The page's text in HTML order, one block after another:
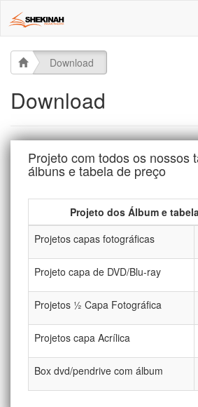
Download
Download
Projeto com todos os nossos
álbuns e tabela de preço
Projeto dos Álbum e
Projetos capas fotográficas
Projeto capa de DVD/Blu-ray
Projetos ½ Capa Fotográfica
Projetos capa Acrílica
Box dvd/pendrive com álbum